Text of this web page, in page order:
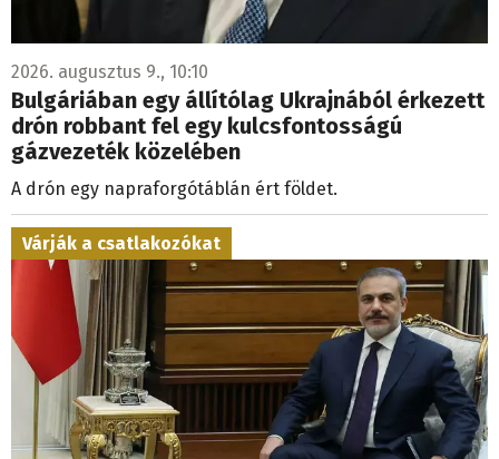
2026. augusztus 9., 10:10
Bulgáriában egy állítólag Ukrajnából érkezett
drón robbant fel egy kulcsfontosságú
gázvezeték közelében
A drón egy napraforgótáblán ért földet.
Várják a csatlakozókat